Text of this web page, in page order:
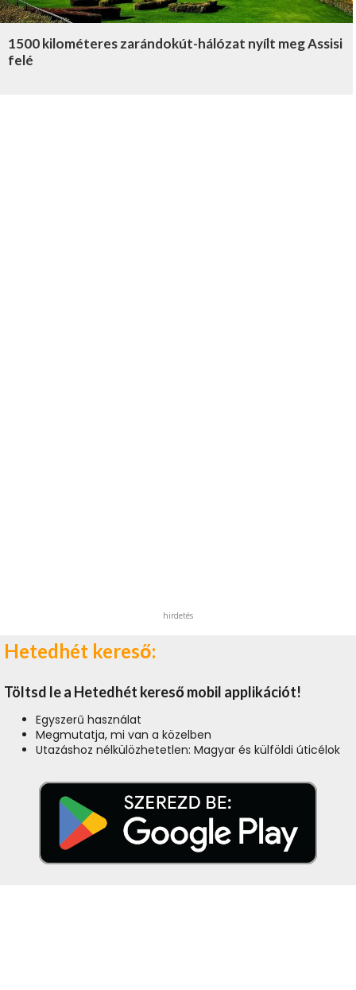
1500 kilométeres zarándokút-hálózat nyílt meg Assisi
felé
hirdetés
Hetedhét kereső:
Töltsd le a Hetedhét kereső mobil applikációt!
Egyszerű használat
Megmutatja, mi van a közelben
Utazáshoz nélkülözhetetlen: Magyar és külföldi úticélok